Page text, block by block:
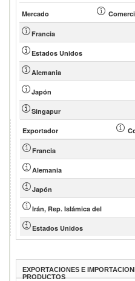
Mercado
Francia
Estados Unidos
Alemania
Japón
Singapur
Exportador
Francia
Alemania
Japón
Irán, Rep. Islámica del
Estados Unidos
EXPORTACIONES E
PRODUCTOS